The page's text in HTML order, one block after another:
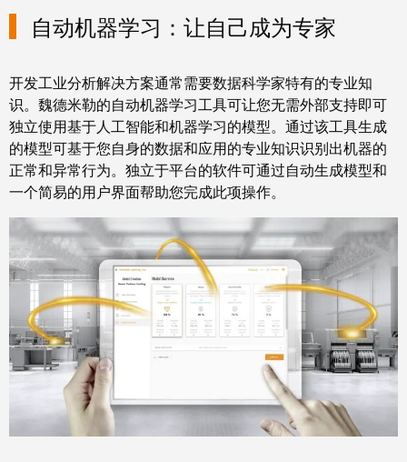
电
器
块
和
固
态
继
电
器
模
拟
信
号
处
理
电
源
新
闻
稿
公
司
新
闻
可
持
续
发
展
的
里
程
碑：
自动机器学习：让自己成为专家
开发工业分析解决方案通常需要数据科学家特有的专业知
识。魏德米勒的自动机器学习工具可让您无需外部支持即可
独立使用基于人工智能和机器学习的模型。通过该工具生成
的模型可基于您自身的数据和应用的专业知识识别出机器的
正常和异常行为。独立于平台的软件可通过自动生成模型和
一个简易的用户界面帮助您完成此项操作。